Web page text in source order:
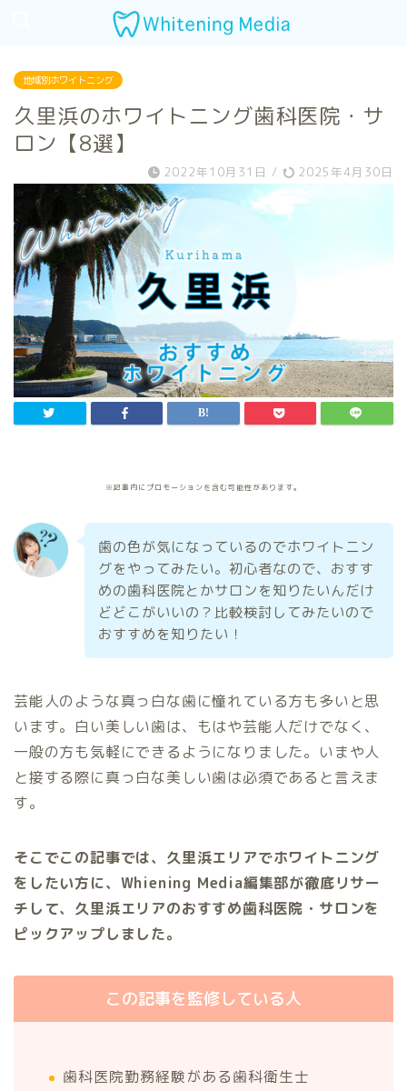
地域別ホワイトニング
久里浜のホワイトニング歯科医院・サ
ロン【8選】
2022年10月31日 / 2025年4月30日
※記事内にプロモーションを含む可能性があります。
歯の色が気になっているのでホワイトニン
グをやってみたい。初心者なので、おすす
めの歯科医院とかサロンを知りたいんだけ
どどこがいいの？比較検討してみたいので
おすすめを知りたい！
芸能人のような真っ白な歯に憧れている方も多いと思
います。白い美しい歯は、もはや芸能人だけでなく、
一般の方も気軽にできるようになりました。いまや人
と接する際に真っ白な美しい歯は必須であると言えま
す。
そこでこの記事では、久里浜エリアでホワイトニング
をしたい方に、Whiening Media編集部が徹底リサー
チして、久里浜エリアのおすすめ歯科医院・サロンを
ピックアップしました。
この記事を監修している人
歯科医院勤務経験がある歯科衛生士